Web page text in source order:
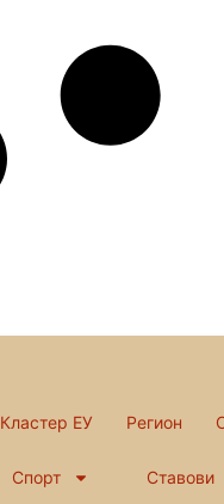
Кластер ЕУ Регион
Спорт Ставови